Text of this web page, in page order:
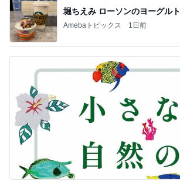
堀ちえみ ローソンのヨーグルト
Amebaトピックス 1日前